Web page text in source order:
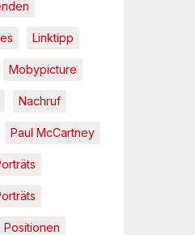
Linktipp
Mobypicture
Nachruf
Paul McCartney
Positionen